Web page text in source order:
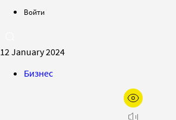
Войти
12 January 2024
Бизнес